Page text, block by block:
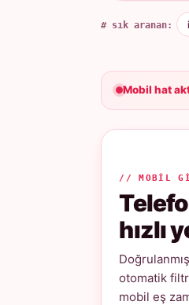
# sık aranan:
Mobil hat
// MOBIL
hızlı
otomatik
mobil eş